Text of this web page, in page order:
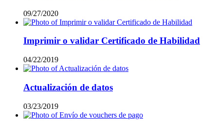
09/27/2020
Imprimir o validar Certificado de Habilidad
04/22/2019
Actualización de datos
03/23/2019